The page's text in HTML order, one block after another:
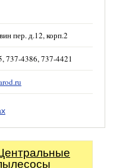
пер. д.12, корп.2
737-4386, 737-4421